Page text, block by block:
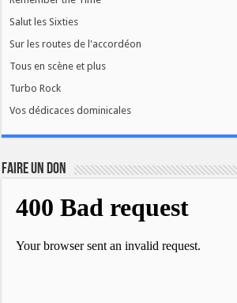
Salut les Sixties
Sur les routes de l'accordéon
Tous en scène et plus
Turbo Rock
Vos dédicaces dominicales
FAIRE UN DON